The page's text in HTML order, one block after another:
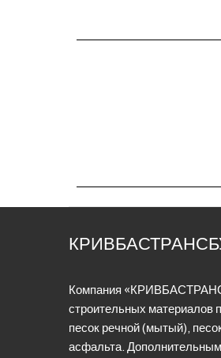
Компания
строительных материалов
песок речной (мытый),
асфальта.